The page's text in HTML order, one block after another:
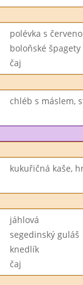
polévka s
boloňské špagety
čaj
chléb s máslem,
kukuřičná kaše,
jáhlová
segedinský guláš
knedlík
čaj